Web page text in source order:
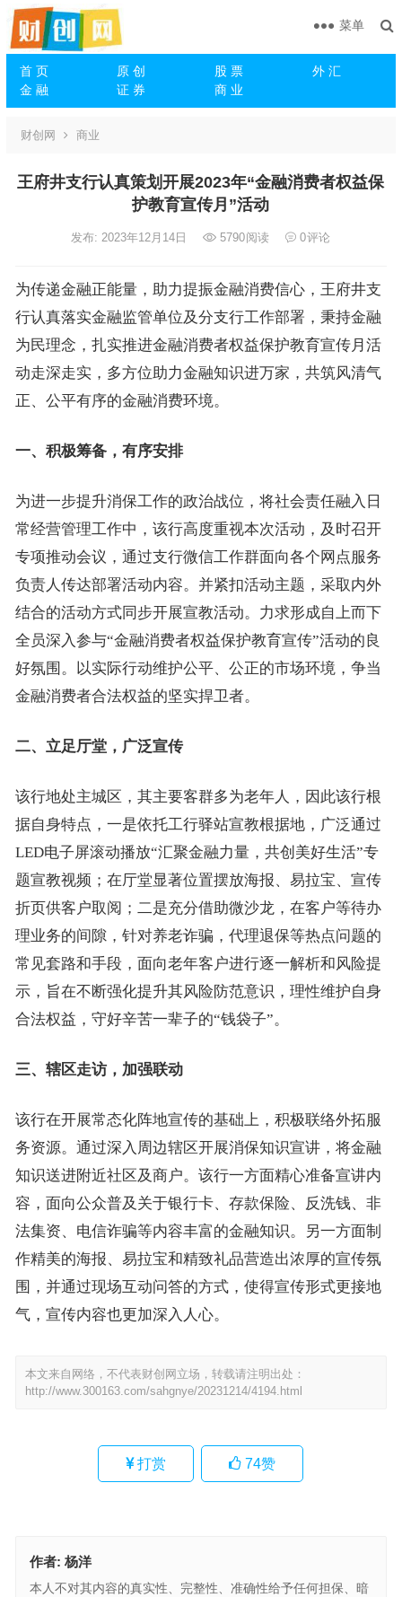
首 页 原 创 股 票
外 汇
金 融
证 券 商 业
菜单
财创网 商业
王府井支行认真策划开展2023年“金融消费者权益保
护教育宣传月”活动
发布: 2023年12月14日 5790阅读 0评论
为传递金融正能量，助力提振金融消费信心，王府井支
行认真落实金融监管单位及分支行工作部署，秉持金融
为民理念，扎实推进金融消费者权益保护教育宣传月活
动走深走实，多方位助力金融知识进万家，共筑风清气
正、公平有序的金融消费环境。
一、积极筹备，有序安排
为进一步提升消保工作的政治战位，将社会责任融入日
常经营管理工作中，该行高度重视本次活动，及时召开
专项推动会议，通过支行微信工作群面向各个网点服务
负责人传达部署活动内容。并紧扣活动主题，采取内外
结合的活动方式同步开展宣教活动。力求形成自上而下
全员深入参与“金融消费者权益保护教育宣传”活动的良
好氛围。以实际行动维护公平、公正的市场环境，争当
金融消费者合法权益的坚实捍卫者。
二、立足厅堂，广泛宣传
该行地处主城区，其主要客群多为老年人，因此该行根
据自身特点，一是依托工行驿站宣教根据地，广泛通过
LED电子屏滚动播放“汇聚金融力量，共创美好生活”专
题宣教视频；在厅堂显著位置摆放海报、易拉宝、宣传
折页供客户取阅；二是充分借助微沙龙，在客户等待办
理业务的间隙，针对养老诈骗，代理退保等热点问题的
常见套路和手段，面向老年客户进行逐一解析和风险提
示，旨在不断强化提升其风险防范意识，理性维护自身
合法权益，守好辛苦一辈子的“钱袋子”。
三、辖区走访，加强联动
该行在开展常态化阵地宣传的基础上，积极联络外拓服
务资源。通过深入周边辖区开展消保知识宣讲，将金融
知识送进附近社区及商户。该行一方面精心准备宣讲内
容，面向公众普及关于银行卡、存款保险、反洗钱、非
法集资、电信诈骗等内容丰富的金融知识。另一方面制
作精美的海报、易拉宝和精致礼品营造出浓厚的宣传氛
围，并通过现场互动问答的方式，使得宣传形式更接地
气，宣传内容也更加深入人心。
本文来自网络，不代表财创网立场，转载请注明出处：
http://www.300163.com/sahgnye/20231214/4194.html
打赏 74赞
作者: 杨洋
本人不对其内容的真实性、完整性、准确性给予任何担保、暗